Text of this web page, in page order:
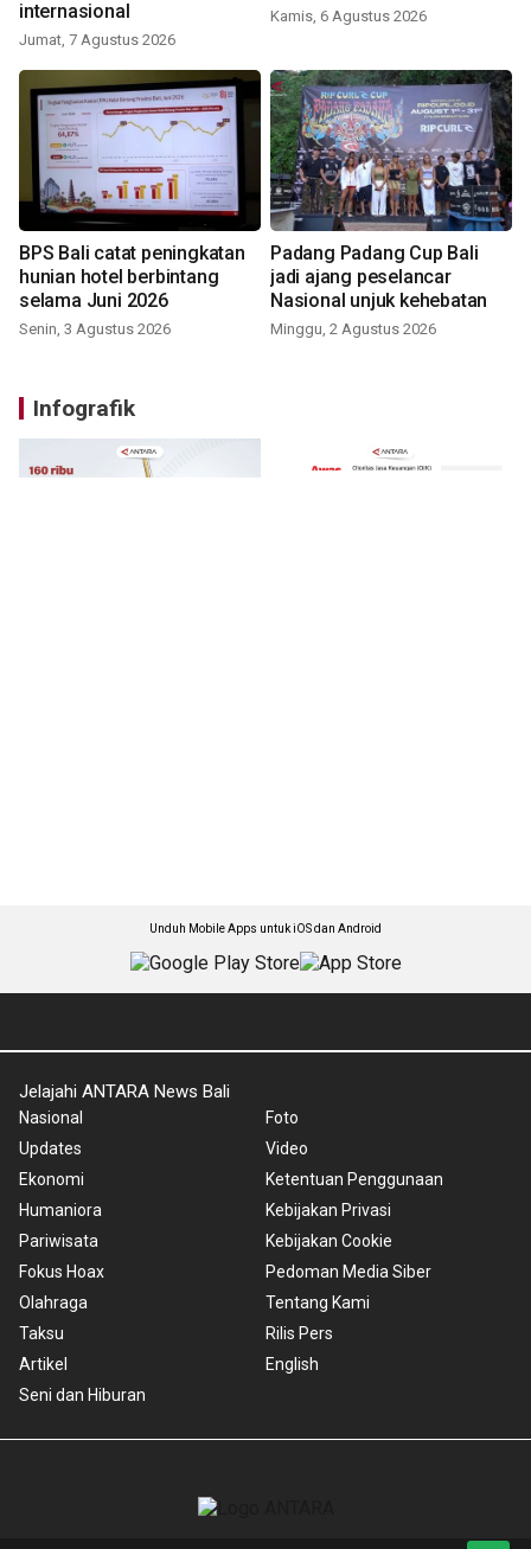
internasional
Jumat, 7 Agustus 2026
Kamis, 6 Agustus 2026
BPS Bali catat peningkatan
hunian hotel berbintang
selama Juni 2026
Senin, 3 Agustus 2026
Padang Padang Cup Bali
jadi ajang peselancar
Nasional unjuk kehebatan
Minggu, 2 Agustus 2026
Infografik
Unduh Mobile Apps untuk iOS dan Android
Jelajahi ANTARA News Bali
Nasional
Updates
Ekonomi
Humaniora
Pariwisata
Fokus Hoax
Olahraga
Taksu
Artikel
Seni dan Hiburan
Foto
Video
Ketentuan Penggunaan
Kebijakan Privasi
Kebijakan Cookie
Pedoman Media Siber
Tentang Kami
Rilis Pers
English